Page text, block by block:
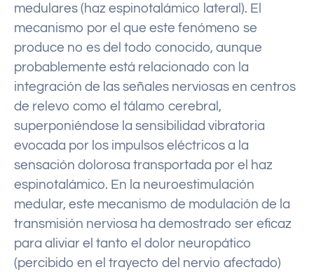
medulares (haz espinotalámico lateral). El
mecanismo por el que este fenómeno se
produce no es del todo conocido, aunque
probablemente está relacionado con la
integración de las señales nerviosas en centros
de relevo como el tálamo cerebral,
superponiéndose la sensibilidad vibratoria
evocada por los impulsos eléctricos a la
sensación dolorosa transportada por el haz
espinotalámico. En la neuroestimulación
medular, este mecanismo de modulación de la
transmisión nerviosa ha demostrado ser eficaz
para aliviar el tanto el dolor neuropático
(percibido en el trayecto del nervio afectado)